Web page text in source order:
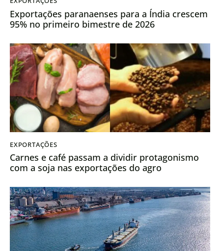
Exportações paranaenses para a Índia crescem
95% no primeiro bimestre de 2026
EXPORTAÇÕES
Carnes e café passam a dividir protagonismo
com a soja nas exportações do agro